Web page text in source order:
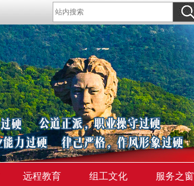
远程教育 组工文化 服务之窗